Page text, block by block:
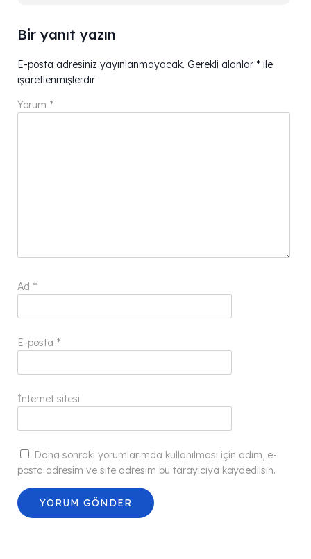
Bir yanıt yazın
E-posta adresiniz yayınlanmayacak. Gerekli alanlar * ile
işaretlenmişlerdir
Yorum *
Ad *
E-posta *
İnternet sitesi
Daha sonraki yorumlarımda kullanılması için adım, e-
posta adresim ve site adresim bu tarayıcıya kaydedilsin.